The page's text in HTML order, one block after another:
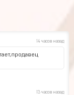
14 часов назад
13 часов назад